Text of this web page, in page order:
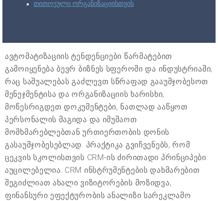
თითოეული ორგანიზაციისთვის
ავტომატიზაციის ტენდენციები წარმატებით
გამოიყენება ბევრ ბიზნეს სფეროში და ინდუსტრიაში,
რაც საშუალებას გაძლევთ სწრაფად გააუმჯობესოთ
მენეჯმენტისა და ორგანიზაციის ხარისხი,
მოწესრიგდეთ დოკუმენტები, ნათლად ააწყოთ
პერსონალის მაგიდა და იმუშაოთ
მომხმარებლებთან ურთიერთობის დონის
გასაუმჯობესებლად. პრაქტიკა გვიჩვენებს, რომ
ცეკვის სკოლისთვის CRM-ის ძირითადი პრინციპები
აუცილებელია. CRM ინსტრუმენტების დახმარებით
შეგიძლიათ ახალი ვიზიტორების მოზიდვა,
ფინანსური ეფექტურობის ანალიზი სარეკლამო